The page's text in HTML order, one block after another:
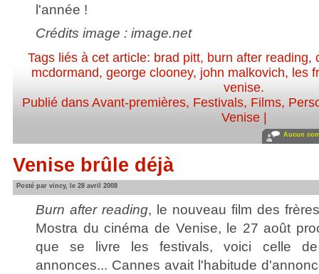
l'année !
Crédits image : image.net
Tags liés à cet article: brad pitt, burn after reading,
mcdormand, george clooney, john malkovich, les
venise.
Publié dans Avant-premières, Festivals, Films,
Venise |
Aucun
Venise brûle déjà
Posté par vincy, le 28 avril 2008
Burn after reading, le nouveau film des
Mostra du cinéma de Venise, le 27 août
que se livre les festivals, voici celle
annonces... Cannes avait l'habitude